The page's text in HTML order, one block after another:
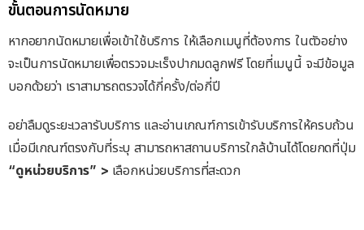
ขั้นตอนการนัดหมาย
หากอยากนัดหมายเพื่อเข้าใช้บริการ ให้เลือกเมนูที่ต้องการ ในตัวอย่าง
จะเป็นการนัดหมายเพื่อตรวจมะเร็งปากมดลูกฟรี โดยที่เมนูนี้ จะมีข้อมูล
บอกด้วยว่า เราสามารถตรวจได้กี่ครั้ง/ต่อกี่ปี
อย่าลืมดูระยะเวลารับบริการ และอ่านเกณฑ์การเข้ารับบริการให้ครบถ้วน
เมื่อมีเกณฑ์ตรงกับที่ระบุ สามารถหาสถานบริการใกล้บ้านได้โดยกดที่ปุ่ม
“ดูหน่วยบริการ” > เลือกหน่วยบริการที่สะดวก